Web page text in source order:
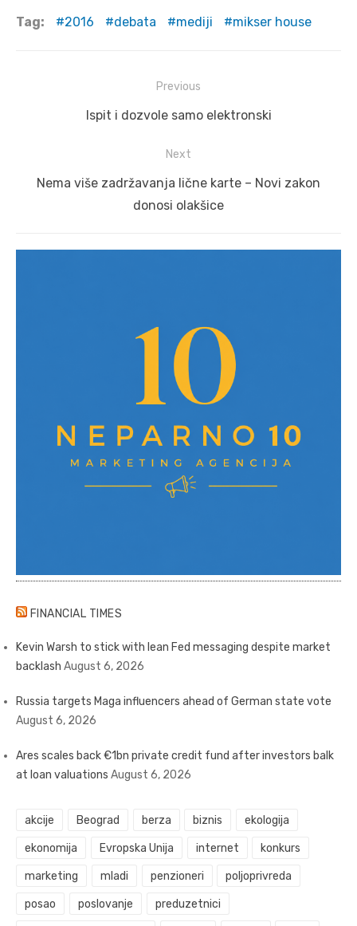
Tag: 2016 debata mediji mikser house
navigation
Previous
Previous
Ispit i dozvole samo elektronski
Next
Next
Nema više zadržavanja lične karte – Novi zakon
donosi olakšice
FINANCIAL TIMES
Kevin Warsh to stick with lean Fed messaging despite market
backlash August 6, 2026
Russia targets Maga influencers ahead of German state vote
August 6, 2026
Ares scales back €1bn private credit fund after investors balk
at loan valuations August 6, 2026
akcije Beograd berza biznis ekologija
ekonomija Evropska Unija internet konkurs
marketing mladi penzioneri poljoprivreda
posao poslovanje preduzetnici